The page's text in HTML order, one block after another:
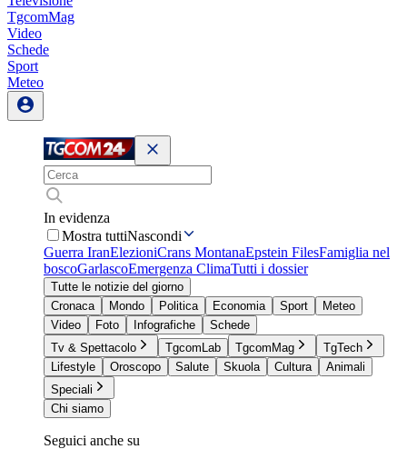
TgcomMag
Video
Schede
Sport
Meteo
In evidenza
Mostra tuttiNascondi
Guerra IranElezioniCrans MontanaEpstein FilesFamiglia nel
boscoGarlascoEmergenza ClimaTutti i dossier
Tutte le notizie del giorno
Cronaca
Mondo Politica Economia Sport
Meteo
Video
Foto Infografiche
Schede
Tv & Spettacolo
TgcomLab TgcomMag
TgTech
Lifestyle
Oroscopo Salute Skuola Cultura
Animali
Speciali
Chi siamo
Seguici anche su